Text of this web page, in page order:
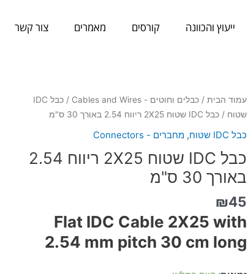
ייעוץ והכוונה קורסים מאמרים צור קשר
עמוד הבית/ כבלים וחוטים - Cables and Wires /
כבל IDC
שטוח / כבל IDC שטוח 2X25 ריווח 2.54 באורך 30 ס"מ
כבל IDC שטוח , מחברים - Connectors
כבל IDC שטוח 2X25 ריווח 2.54
באורך 30 ס"מ
₪45
Flat IDC Cable 2X25 with
2.54 mm pitch 30 cm long
כמות
של
כבל
שטוח
2X25
ריווח
2.54
באורך
30
ס"מ